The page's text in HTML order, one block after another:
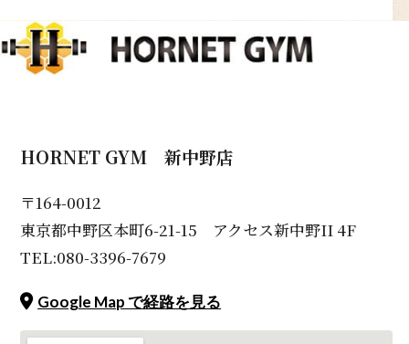
HORNET GYM 新中野店
〒164-0012
東京都中野区本町6-21-15 アクセス新中野II 4F
TEL:080-3396-7679
Google Map で経路を見る